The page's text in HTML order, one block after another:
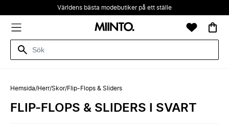
Världens bästa modebutiker på ett ställe
Hemsida/Herr/Skor/Flip-Flops & Sliders
FLIP-FLOPS & SLIDERS I SVART